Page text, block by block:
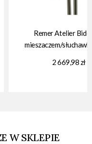
Remer Atelier
mieszaczem/
2 669,98 zł
W SKLEPIE